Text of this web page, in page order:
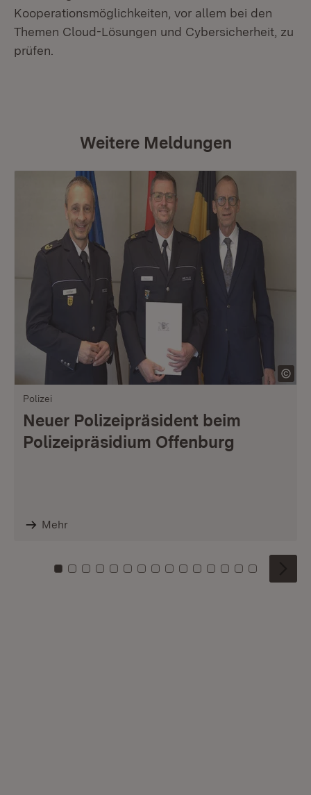
Kooperationsmöglichkeiten, vor allem bei den
Themen Cloud-Lösungen und Cybersicherheit, zu
prüfen.
Weitere Meldungen
Polizei
Neuer Polizeipräsident beim
Polizeipräsidium Offenburg
Mehr
Zu Kachel: 0
Zu Kachel: 1
Zu Kachel: 2
Zu Kachel: 3
Zu Kachel: 4
Zu Kachel: 5
Zu Kachel: 6
Zu Kachel: 7
Zu Kachel: 8
Zu Kachel: 9
Zu Kachel: 10
Zu Kachel: 11
Zu Kachel: 12
Zu Kachel:
Zu